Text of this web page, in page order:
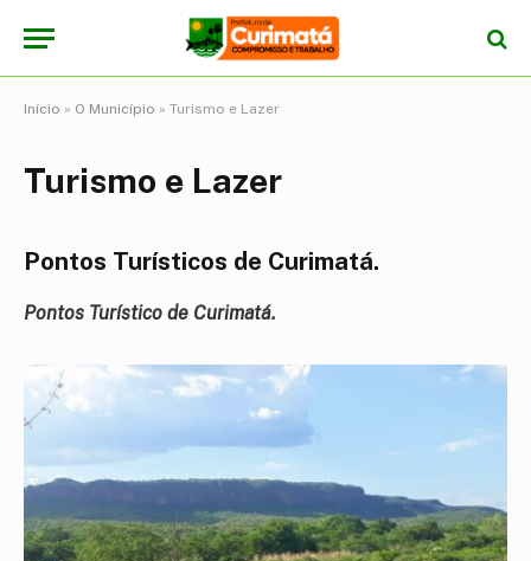
Início » O Município » Turismo e Lazer
Turismo e Lazer
Pontos Turísticos de Curimatá.
Pontos Turístico de Curimatá.